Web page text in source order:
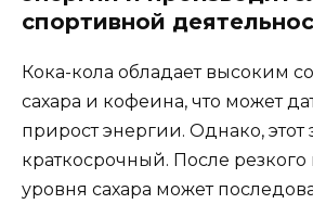
спортивной
Кока-кола обладает высоким
сахара и кофеина, что может
прирост энергии. Однако, этот
краткосрочный. После
уровня сахара может